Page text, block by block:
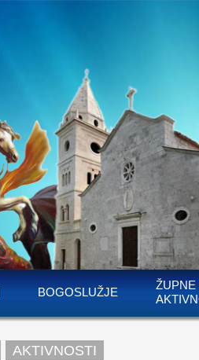
BOGOSLUŽJE
ŽUPNE
AKTIVNOSTI